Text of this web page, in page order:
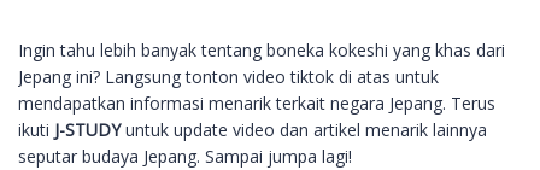
Ingin tahu lebih banyak tentang boneka kokeshi yang khas dari
Jepang ini? Langsung tonton video tiktok di atas untuk
mendapatkan informasi menarik terkait negara Jepang. Terus
ikuti J-STUDYuntuk update video dan artikel menarik lainnya
seputar budaya Jepang. Sampai jumpa lagi!